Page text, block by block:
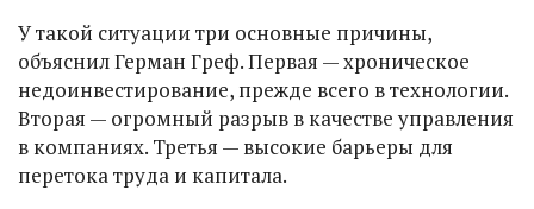
У такой ситуации три основные причины,
объяснил Герман Греф. Первая — хроническое
недоинвестирование, прежде всего в технологии.
Вторая — огромный разрыв в качестве управления
в компаниях. Третья — высокие барьеры для
перетока труда и капитала.